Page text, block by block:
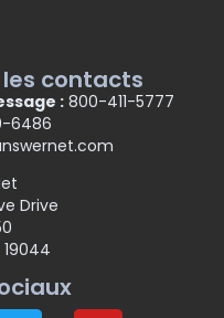
contacts
: 800-411-5777
6486
Drive
19044